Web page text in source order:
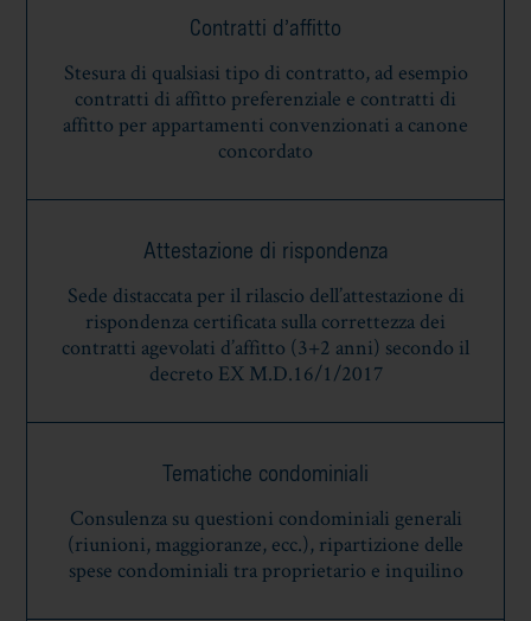
Contratti d’affitto
Stesura di qualsiasi tipo di contratto, ad esempio
contratti di affitto preferenziale e contratti di
affitto per appartamenti convenzionati a canone
concordato
Attestazione di rispondenza
Sede distaccata per il rilascio dell’attestazione di
rispondenza certificata sulla correttezza dei
contratti agevolati d’affitto (3+2 anni) secondo il
decreto EX M.D.16/1/2017
Tematiche condominiali
Consulenza su questioni condominiali generali
(riunioni, maggioranze, ecc.), ripartizione delle
spese condominiali tra proprietario e inquilino